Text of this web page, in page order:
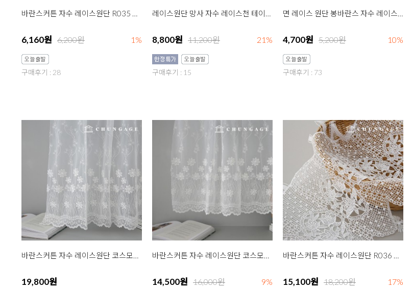
바란스커튼 자수 레이스원단 R035 드라이부케 소 2종
6,160원 6,200원 1%
구매후기 : 28
레이스원단 망사 자수 레이스천 테이블러너 R006 로즈플라워 크림
8,800원 11,200원 21%
구매후기 : 15
면 레이스 원단 봉바란스 자수 레이스천 R023 리본 화이트
4,700원 5,200원 10%
구매후기 : 73
바란스커튼 자수 레이스원단 코스모스 130cm
19,800원
바란스커튼 자수 레이스원단 코스모스 70cm
14,500원 16,000원 9%
바란스커튼 자수 레이스원단 R036 수선화 2종
15,100원 18,200원 17%